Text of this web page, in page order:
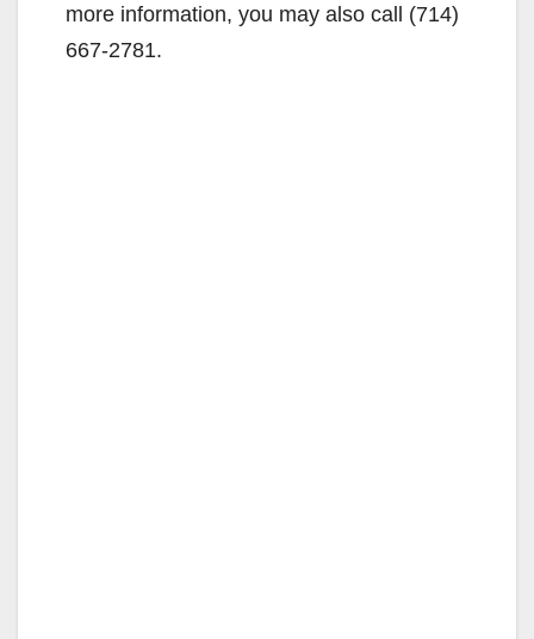
more information, you may also call (714)
667-2781.